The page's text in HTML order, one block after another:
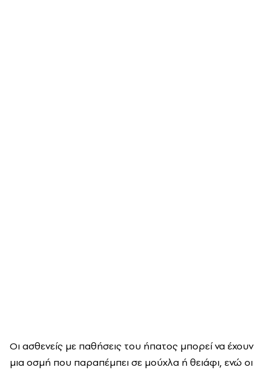
Οι ασθενείς με παθήσεις του ήπατος μπορεί να έχουν
μια οσμή που παραπέμπει σε μούχλα ή θειάφι, ενώ οι